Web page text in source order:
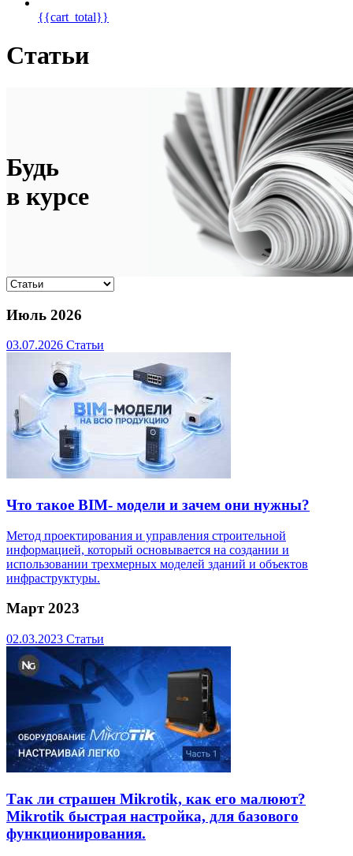
{{cart_total}}
Статьи
Будь
в курсе
Июль 2026
03.07.2026 Статьи
Что такое BIM- модели и зачем они нужны?
Метод проектирования и управления строительной
информацией, который основывается на создании и
использовании трехмерных моделей зданий и объектов
инфраструктуры.
Март 2023
02.03.2023 Статьи
Так ли страшен Mikrotik, как его малюют?
Mikrotik быстрая настройка, для базового
функционирования.